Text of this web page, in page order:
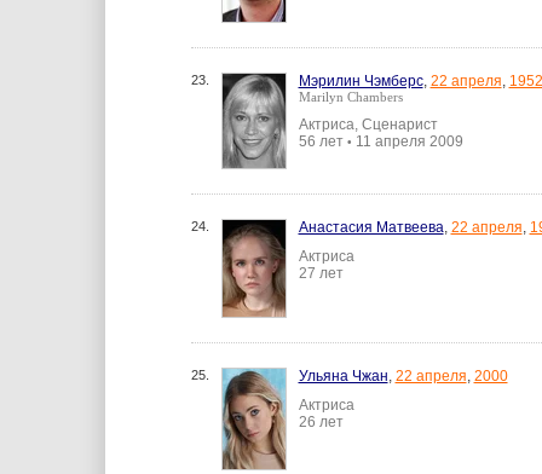
23. Мэрилин Чэмберс, 22 апреля, 1952
Marilyn Chambers
Актриса, Сценарист
56 лет • 11 апреля 2009
24. Анастасия Матвеева, 22 апреля,
Актриса
27 лет
25. Ульяна Чжан, 22 апреля, 2000
Актриса
26 лет